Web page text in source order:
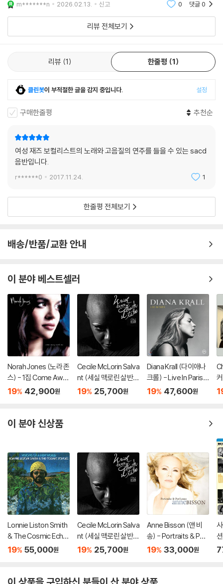
m*******n 2026.02.13. 신고 0 댓글0
리뷰 전체보기
리뷰 1 한줄평 1
클린봇이 부적절한 글을 감지 중입니다. 설정
구매한줄평 추천순
여성 재즈 보컬리스트의 노래와 고음질의 연주를 들을 수 있는 sacd
음반입니다.
r******0 2017.11.24. 1
한줄평 전체보기
배송/반품/교환 안내
이 분야 베스트셀러
Norah Jones (노라 존
스) - 1집 Come Awa
y With Me (20th Ann
19% 42,900원
Cecile McLorin Salva
nt (세실 맥로린 살반
트) - With Every Bre
19% 25,700원
Diana Krall (다이애나
크롤) - Live In Paris
[2LP]
19% 47,600원
이 분야 신상품
Lonnie Liston Smith
& The Cosmic Echo
es (로니 리스턴 스미
w World [LP]
19% 55,000원
Cecile McLorin Salva
nt (세실 맥로린 살반
트) - With Every Bre
19% 25,700원
Anne Bisson (앤 비
송) - Portraits & Perf
umes
19% 33,000원